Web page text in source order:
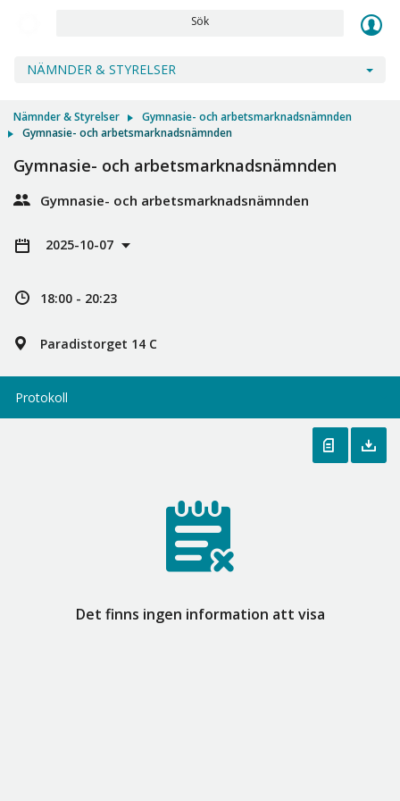
Sök
NÄMNDER & STYRELSER
Nämnder & Styrelser
Gymnasie- och arbetsmarknadsnämnden
Gymnasie- och arbetsmarknadsnämnden
Gymnasie- och arbetsmarknadsnämnden
Gymnasie- och arbetsmarknadsnämnden
2025-10-07
18:00 - 20:23
Paradistorget 14 C
Protokoll
Det finns ingen information att visa